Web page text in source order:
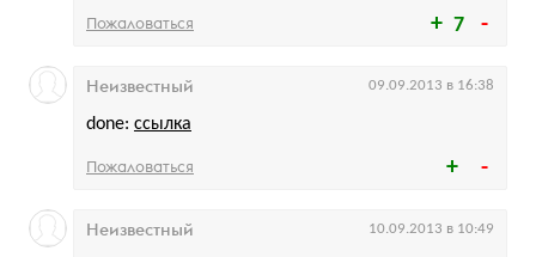
7
Пожаловаться
done: ссылка
Неизвестный 09.09.2013 в 16:38
Пожаловаться
Неизвестный 10.09.2013 в 10:49